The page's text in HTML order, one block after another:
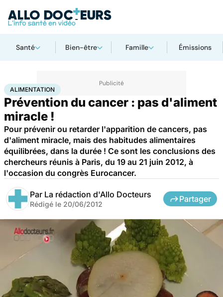
Santé Bien-être Famille Émissions
AccueilSantéMaladies Alimentation
ALIMENTATION
Prévention du cancer : pas d'aliment
miracle !
Pour prévenir ou retarder l'apparition de cancers, pas
d'aliment miracle, mais des habitudes alimentaires
équilibrées, dans la durée ! Ce sont les conclusions des
chercheurs réunis à Paris, du 19 au 21 juin 2012, à
l'occasion du congrès Eurocancer.
Par La rédaction d'Allo Docteurs
Rédigé le 20/06/2012
Partager